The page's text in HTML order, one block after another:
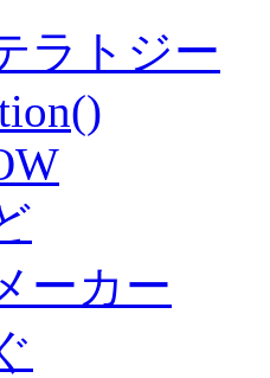
ラトジー
ーカー